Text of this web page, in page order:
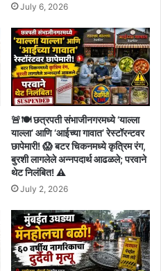
July 6, 2026
🚨🍽️ छत्रपती संभाजीनगरमध्ये ‘याल्ला
याल्ला’ आणि ‘आईच्या गावात’ रेस्टॉरन्टवर
छापेमारी! 😱 बटर चिकनमध्ये कृत्रिम रंग,
बुरशी लागलेले अन्नपदार्थ आढळले; परवाने
थेट निलंबित! ⚠️
July 2, 2026